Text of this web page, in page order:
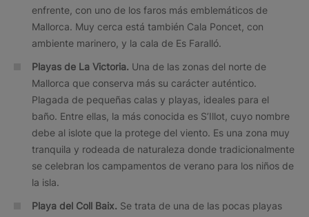
enfrente, con uno de los faros más emblemáticos de
Mallorca. Muy cerca está también Cala Poncet, con
ambiente marinero, y la cala de Es Faralló.
Playas de La Victoria. Una de las zonas del norte de
Mallorca que conserva más su carácter auténtico.
Plagada de pequeñas calas y playas, ideales para el
baño. Entre ellas, la más conocida es S’Illot, cuyo nombre
debe al islote que la protege del viento. Es una zona muy
tranquila y rodeada de naturaleza donde tradicionalmente
se celebran los campamentos de verano para los niños de
la isla.
Playa del Coll Baix. Se trata de una de las pocas playas